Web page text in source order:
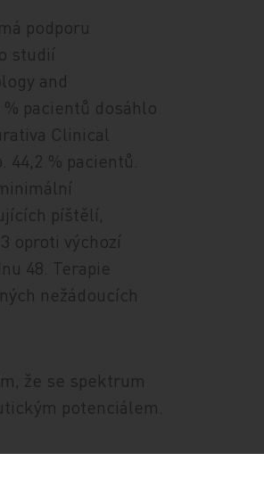
podporu
studií
and
pacientů dosáhlo
Clinical
44,2 % pacientů.
píštělí,
oproti výchozí
48. Terapie
nežádoucích
že se spektrum
potenciálem.